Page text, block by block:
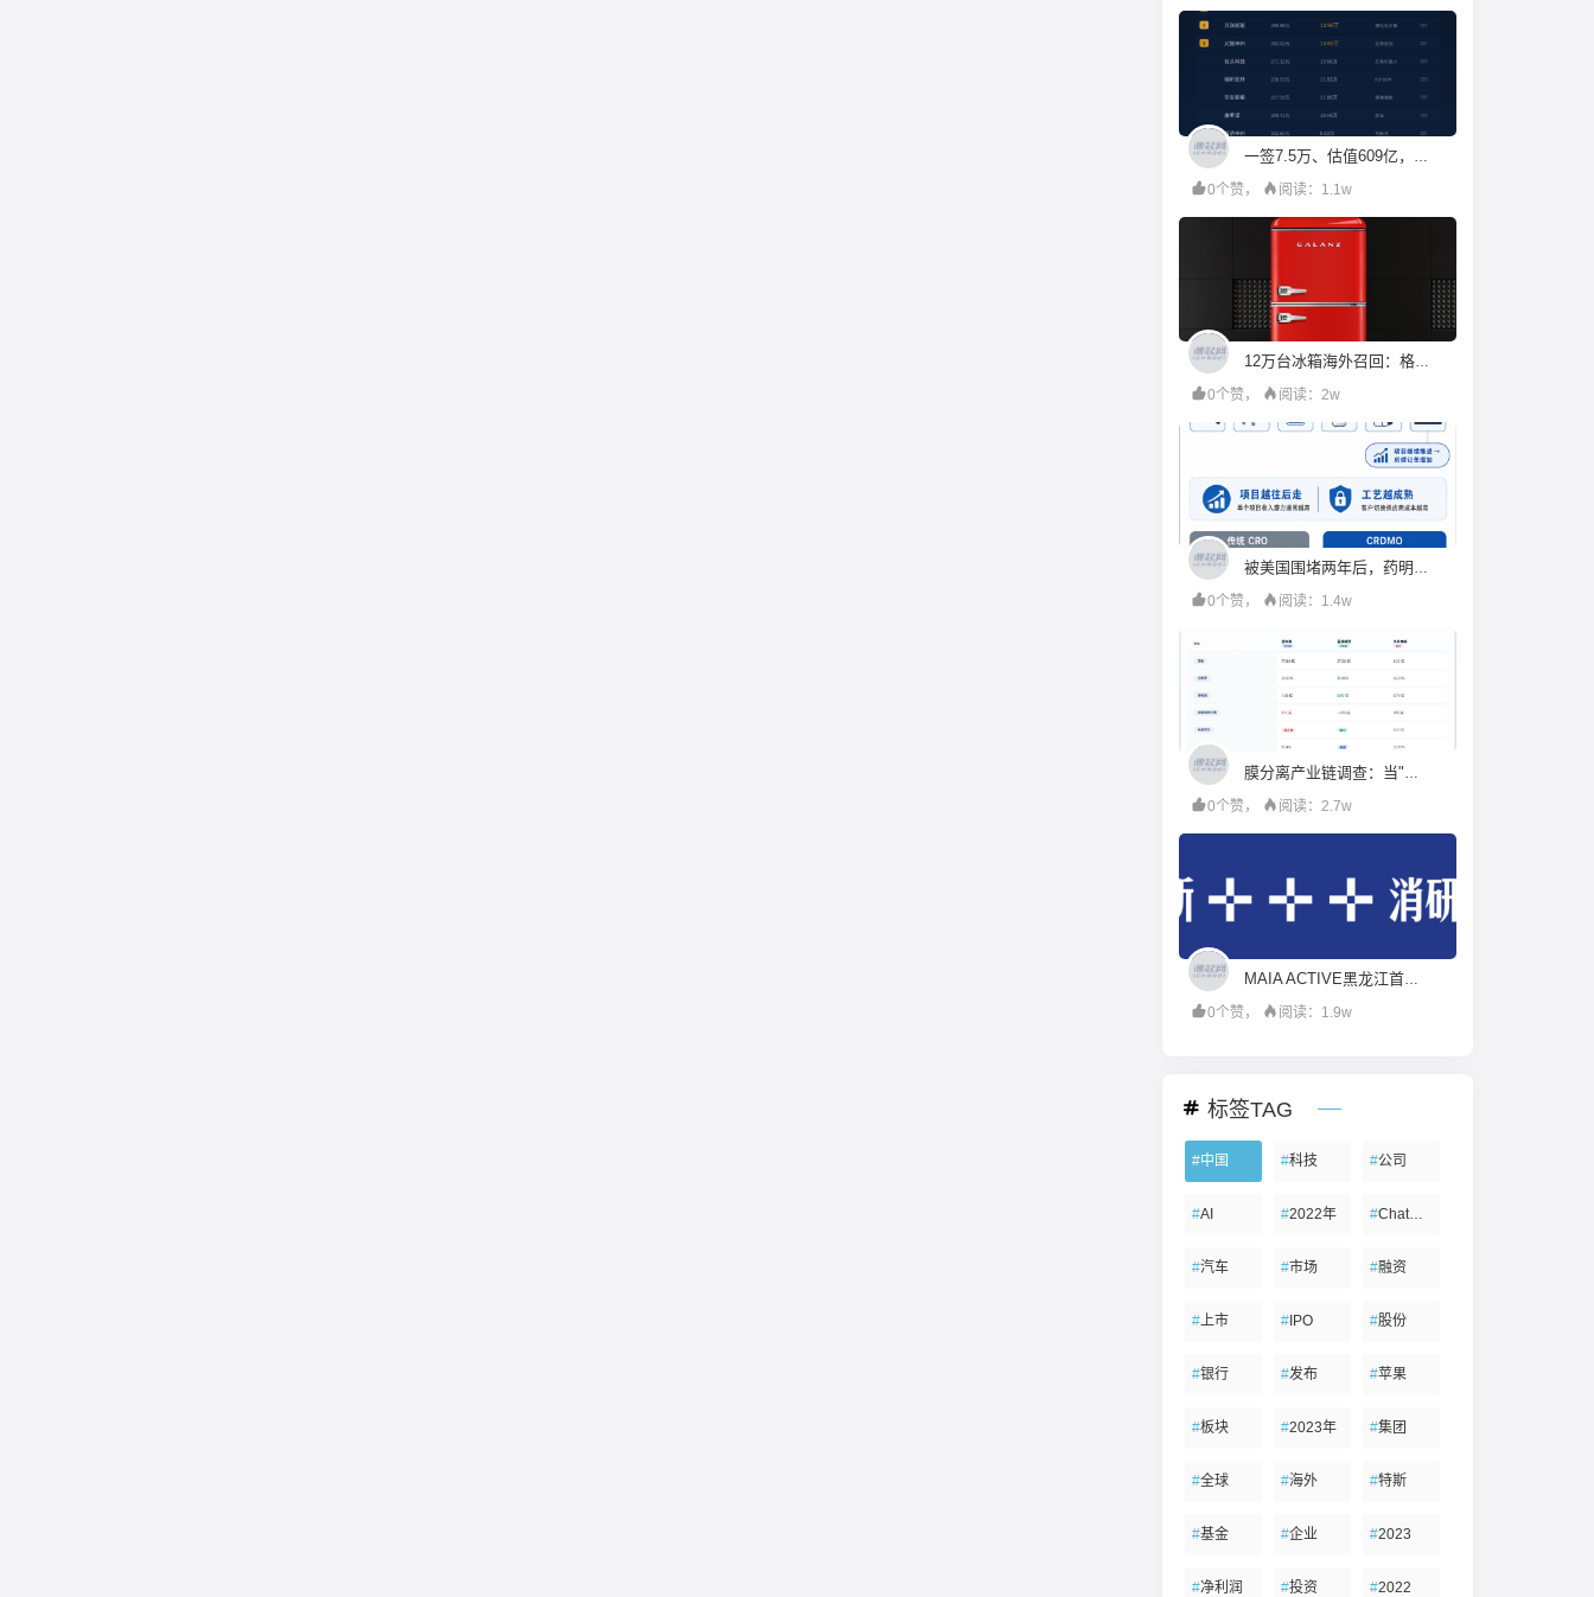
0个赞，
阅读：1.1w
12万台冰箱海外召回：格兰仕的成本账算错了什么
0个赞，
阅读：2w
0个赞，
阅读：1.4w
膜分离产业链调查：当"工程商"试图变成"材料商"，谁赚到了钱？
0个赞，
阅读：2.7w
MAIA ACTIVE黑龙江首店即将启幕；东鹏饮料上半年净利润28.67亿元，同增20.72%；宝洁集团2026财年大中华区重回增长｜消研所周报
0个赞，
阅读：1.9w
标签TAG
#中国 #科技 #公司
#AI #2022年 #ChatGPT
#汽车 #市场 #融资
#上市 #IPO #股份
#银行 #发布 #苹果
#板块 #2023年 #集团
#全球 #海外 #特斯
#基金 #企业 #2023
#净利润 #投资 #2022